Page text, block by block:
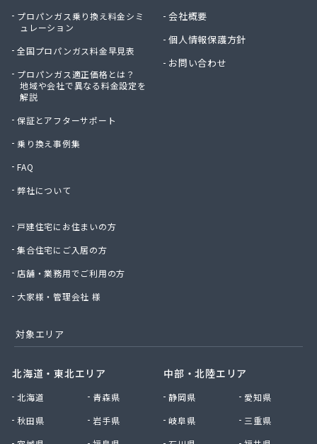
NX商事株式会社 長野支店 長野LPガス販売所
冨士クラスタ株式会社 佐久平営業所
冨士クラスタ株式会社 松本営業所
冨士クラスタ株式会社 長野支店
望月ガス株式会社
北信ガス株式会社 上田営業所
北信ガス株式会社 松本営業所
北信石油ガス株式会社
北村商店
北野プロパン住設
堀川産業株式会社 上田営業所
本久石油株式会社 市場団地給油所
有限会社エネ・サイトウ
有限会社キタジマ
有限会社スミシン
有限会社横嶋商店
有限会社丸共農薬プロパン部
有限会社丸山
プロパンガス乗り換え料金シミ
ュレーション
全国プロパンガス料金早見表
プロパンガス適正価格とは？
地域や会社で異なる料金設定を
解説
保証とアフターサポート
乗り換え事例集
FAQ
弊社について
戸建住宅にお住まいの方
集合住宅にご入居の方
店舗・業務用でご利用の方
大家様・管理会社 様
会社概要
個人情報保護方針
お問い合わせ
対象エリア
北海道・東北エリア
北海道
青森県
秋田県
岩手県
中部・北陸エリア
静岡県
愛知県
岐阜県
三重県